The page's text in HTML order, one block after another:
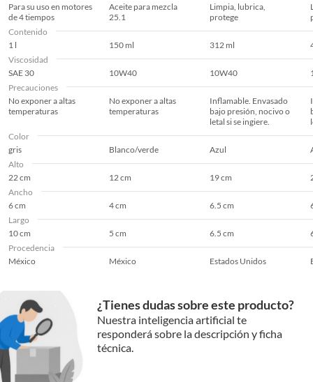
Para su uso en motores
de 4 tiempos
Aceite para mezcla
25.1
Limpia, lubrica,
protege
Contenido
1 l
150 ml 312 ml
Viscosidad
SAE 30
10W40 10W40
Precauciones
No exponer a altas
temperaturas
No exponer a altas
temperaturas
Inflamable. Envasado
bajo presión, nocivo o
letal si se ingiere.
Color
gris
Blanco/verde Azul
Alto
22 cm
12 cm 19 cm
Ancho
6 cm
4 cm 6.5 cm
Largo
10 cm
5 cm 6.5 cm
Procedencia
México
México Estados Unidos
¿Tienes dudas sobre este producto?
Nuestra inteligencia artificial te
responderá sobre la descripción y ficha
técnica.